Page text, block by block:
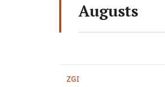
Augusts
ZGI